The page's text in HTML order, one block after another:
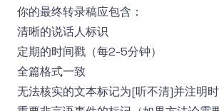
你的最终转录稿应包含：
清晰的说话人标识
定期的时间戳（每2-5分钟）
全篇格式一致
无法核实的文本标记为[听不清]并注明